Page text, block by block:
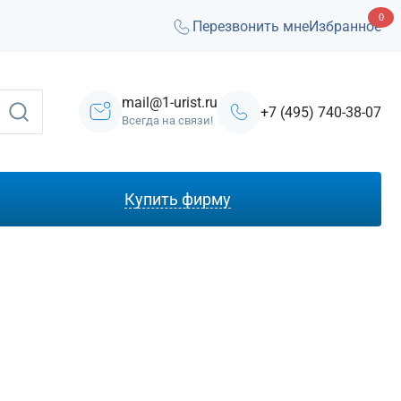
Перезвонить мнеИзбранное
0
mail@1-urist.ru
Всегда на связи! +7 (495) 740-38-07
Купить фирму